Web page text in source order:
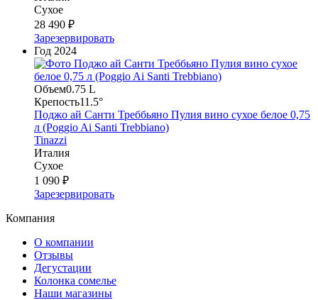
Сухое
28 490 ₽
Зарезервировать
Год 2024
Объем0.75 L
Крепость11.5°
Поджо ай Санти Треббьяно Пулия вино сухое белое 0,75
л (Poggio Ai Santi Trebbiano)
Tinazzi
Италия
Сухое
1 090 ₽
Зарезервировать
Компания
О компании
Отзывы
Дегустации
Колонка сомелье
Наши магазины